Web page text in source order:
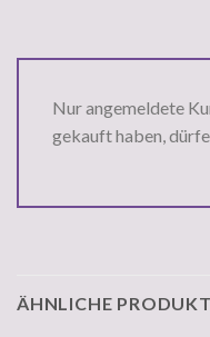
Nur angemeldete
gekauft haben,
ÄHNLICHE